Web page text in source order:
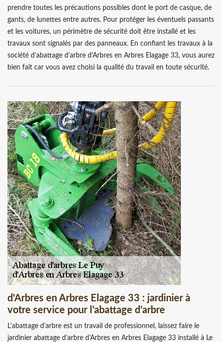
prendre toutes les précautions possibles dont le port de casque, de
gants, de lunettes entre autres. Pour protéger les éventuels passants
et les voitures, un périmètre de sécurité doit être installé et les
travaux sont signalés par des panneaux. En confiant les travaux à la
société d’abattage d’arbre d'Arbres en Arbres Elagage 33, vous aurez
bien fait car vous avez choisi la qualité du travail en toute sécurité.
d'Arbres en Arbres Elagage 33 : jardinier à
votre service pour l’abattage d’arbre
L’abattage d’arbre est un travail de professionnel, laissez faire le
jardinier abattage d’arbre d'Arbres en Arbres Elagage 33 installé à Le